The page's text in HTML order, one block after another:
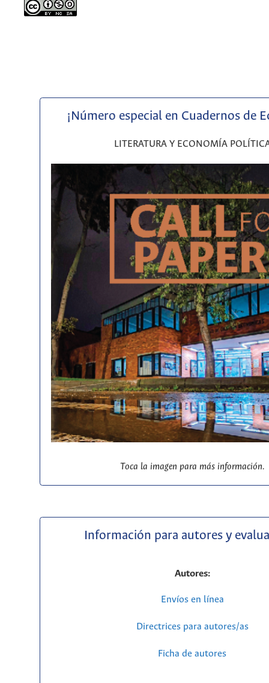
¡Número especial en Cuadernos de
LITERATURA Y ECONOMÍA
Toca la imagen para más información.
Información para autores y
Autores:
Envíos en línea
Directrices para autores/as
Ficha de autores